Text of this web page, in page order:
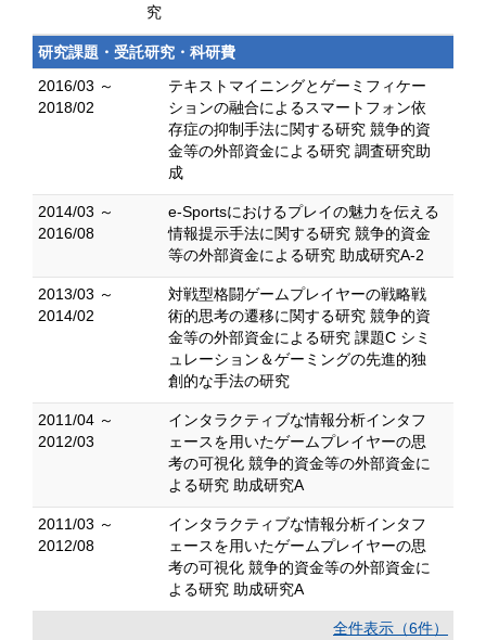
究
研究課題・受託研究・科研費
2016/03 ～
2018/02
テキストマイニングとゲーミフィケー
ションの融合によるスマートフォン依
存症の抑制手法に関する研究 競争的資
金等の外部資金による研究 調査研究助
成
2014/03 ～
2016/08
e-Sportsにおけるプレイの魅力を伝える
情報提示手法に関する研究 競争的資金
等の外部資金による研究 助成研究A-2
2013/03 ～
2014/02
対戦型格闘ゲームプレイヤーの戦略戦
術的思考の遷移に関する研究 競争的資
金等の外部資金による研究 課題C シミ
ュレーション＆ゲーミングの先進的独
創的な手法の研究
2011/04 ～
2012/03
インタラクティブな情報分析インタフ
ェースを用いたゲームプレイヤーの思
考の可視化 競争的資金等の外部資金に
よる研究 助成研究A
2011/03 ～
2012/08
インタラクティブな情報分析インタフ
ェースを用いたゲームプレイヤーの思
考の可視化 競争的資金等の外部資金に
よる研究 助成研究A
全件表示（6件）